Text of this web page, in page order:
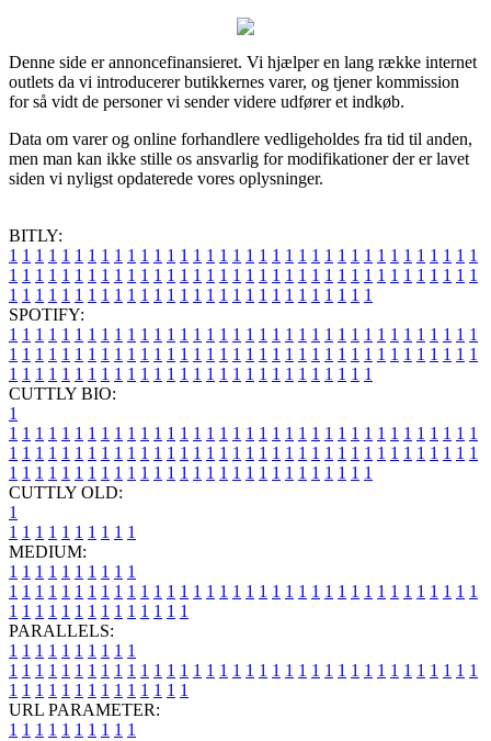
Denne side er annoncefinansieret. Vi hjælper en lang række internet
outlets da vi introducerer butikkernes varer, og tjener kommission
for så vidt de personer vi sender videre udfører et indkøb.
Data om varer og online forhandlere vedligeholdes fra tid til anden,
men man kan ikke stille os ansvarlig for modifikationer der er lavet
siden vi nyligst opdaterede vores oplysninger.
BITLY:
1 1 1 1 1 1 1 1 1 1 1 1 1 1 1 1 1 1 1 1 1 1 1 1 1 1 1 1 1 1 1 1 1 1 1 1
1 1 1 1 1 1 1 1 1 1 1 1 1 1 1 1 1 1 1 1 1 1 1 1 1 1 1 1 1 1 1 1 1 1 1 1
1 1 1 1 1 1 1 1 1 1 1 1 1 1 1 1 1 1 1 1 1 1 1 1 1 1 1 1
SPOTIFY:
1 1 1 1 1 1 1 1 1 1 1 1 1 1 1 1 1 1 1 1 1 1 1 1 1 1 1 1 1 1 1 1 1 1 1 1
1 1 1 1 1 1 1 1 1 1 1 1 1 1 1 1 1 1 1 1 1 1 1 1 1 1 1 1 1 1 1 1 1 1 1 1
1 1 1 1 1 1 1 1 1 1 1 1 1 1 1 1 1 1 1 1 1 1 1 1 1 1 1 1
CUTTLY BIO:
1
1 1 1 1 1 1 1 1 1 1 1 1 1 1 1 1 1 1 1 1 1 1 1 1 1 1 1 1 1 1 1 1 1 1 1 1
1 1 1 1 1 1 1 1 1 1 1 1 1 1 1 1 1 1 1 1 1 1 1 1 1 1 1 1 1 1 1 1 1 1 1 1
1 1 1 1 1 1 1 1 1 1 1 1 1 1 1 1 1 1 1 1 1 1 1 1 1 1 1 1
CUTTLY OLD:
1
1 1 1 1 1 1 1 1 1 1
MEDIUM:
1 1 1 1 1 1 1 1 1 1
1 1 1 1 1 1 1 1 1 1 1 1 1 1 1 1 1 1 1 1 1 1 1 1 1 1 1 1 1 1 1 1 1 1 1 1
1 1 1 1 1 1 1 1 1 1 1 1 1 1
PARALLELS:
1 1 1 1 1 1 1 1 1 1
1 1 1 1 1 1 1 1 1 1 1 1 1 1 1 1 1 1 1 1 1 1 1 1 1 1 1 1 1 1 1 1 1 1 1 1
1 1 1 1 1 1 1 1 1 1 1 1 1 1
URL PARAMETER:
1 1 1 1 1 1 1 1 1 1